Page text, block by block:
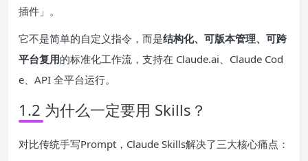
插件」。
它不是简单的自定义指令，而是结构化、可版本管理、可跨
平台复用的标准化工作流，支持在 Claude.ai、Claude Cod
e、API 全平台运行。
1.2 为什么一定要用 Skills？
对比传统手写Prompt，Claude Skills解决了三大核心痛点：